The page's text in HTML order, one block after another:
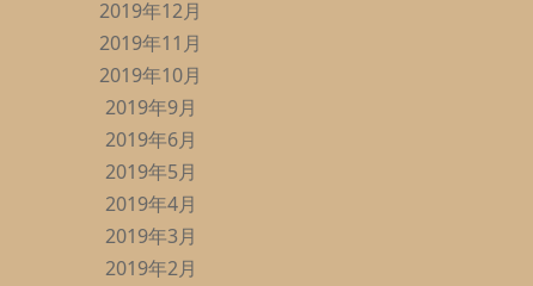
2019年12月
2019年11月
2019年10月
2019年9月
2019年6月
2019年5月
2019年4月
2019年3月
2019年2月